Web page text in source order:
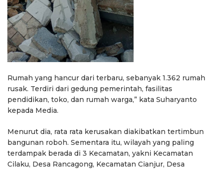
Rumah yang hancur dari terbaru, sebanyak 1.362 rumah
rusak. Terdiri dari gedung pemerintah, fasilitas
pendidikan, toko, dan rumah warga,” kata Suharyanto
kepada Media.
Menurut dia, rata rata kerusakan diakibatkan tertimbun
bangunan roboh. Sementara itu, wilayah yang paling
terdampak berada di 3 Kecamatan, yakni Kecamatan
Cilaku, Desa Rancagong, Kecamatan Cianjur, Desa